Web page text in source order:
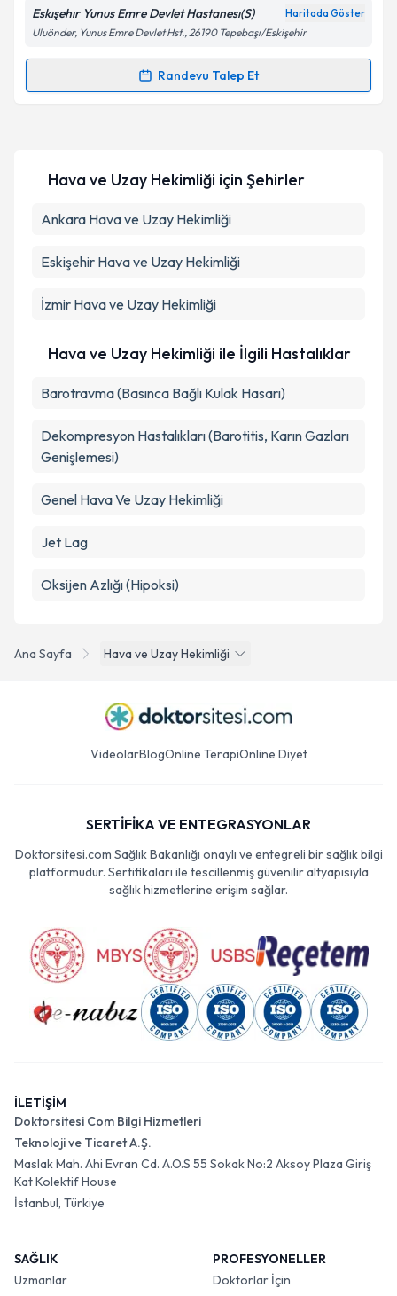
Kişisel verilerimin işlenmesine ilişkinAydınlatma
kapsamda işlenmesini kabul ediyorum.
Eskışehır Yunus Emre Devlet Hastanesı(S) Haritada Göster
Uluönder, Yunus Emre Devlet Hst., 26190 Tepebaşı/Eskişehir
Randevu Talep Et
Randevu Takvimi Talebi
takvim hazırlandığında e-posta ile bilgilendireceğiz.
E-posta Adresiniz
Kişisel verilerimin işlenmesine ilişkin
Takvim Talebini Gönder
Ana Sayfa Hava ve Uzay Hekimliği
Hava ve Uzay Hekimliği için Şehirler
Ankara Hava ve Uzay Hekimliği
Eskişehir Hava ve Uzay Hekimliği
İzmir Hava ve Uzay Hekimliği
Hava ve Uzay Hekimliği ile İlgili Hastalıklar
Barotravma (Basınca Bağlı Kulak Hasarı)
Dekompresyon Hastalıkları (Barotitis, Karın Gazları
Genişlemesi)
Genel Hava Ve Uzay Hekimliği
Jet Lag
Oksijen Azlığı (Hipoksi)
VideolarBlogOnline TerapiOnline Diyet
SERTİFİKA VE ENTEGRASYONLAR
Doktorsitesi.com Sağlık Bakanlığı onaylı ve entegreli bir sağlık bilgi
platformudur. Sertifikaları ile tescillenmiş güvenilir altyapısıyla
sağlık hizmetlerine erişim sağlar.
İLETİŞİM
Doktorsitesi Com Bilgi Hizmetleri
Teknoloji ve Ticaret A.Ş.
Maslak Mah. Ahi Evran Cd. A.O.S 55 Sokak No:2 Aksoy Plaza Giriş
Kat Kolektif House
İstanbul, Türkiye
SAĞLIK
Uzmanlar
PROFESYONELLER
Doktorlar İçin